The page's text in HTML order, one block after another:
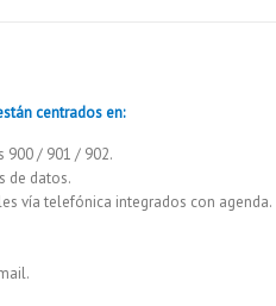
centrados en:
900 / 901 / 902.
de datos.
vía telefónica integrados con agenda.